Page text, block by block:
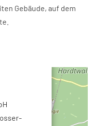
Gebäude, auf dem